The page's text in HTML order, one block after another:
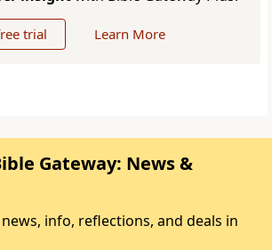
trial Learn More
Gateway: News &
info, reflections, and deals in